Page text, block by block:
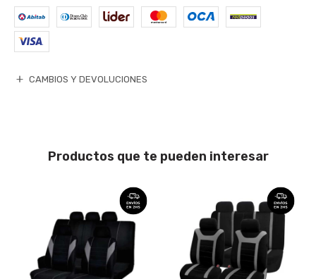
CAMBIOS Y DEVOLUCIONES
Productos que te pueden interesar